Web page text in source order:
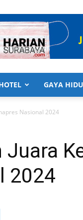
GAYA
Nasional 2024
Juara
2024